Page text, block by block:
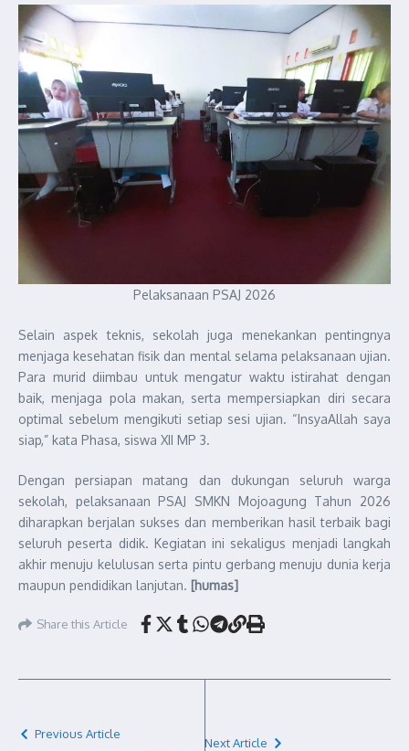
Pelaksanaan PSAJ 2026
Selain aspek teknis, sekolah juga menekankan pentingnya
menjaga kesehatan fisik dan mental selama pelaksanaan ujian.
Para murid diimbau untuk mengatur waktu istirahat dengan
baik, menjaga pola makan, serta mempersiapkan diri secara
optimal sebelum mengikuti setiap sesi ujian. “InsyaAllah saya
siap,” kata Phasa, siswa XII MP 3.
Dengan persiapan matang dan dukungan seluruh warga
sekolah, pelaksanaan PSAJ SMKN Mojoagung Tahun 2026
diharapkan berjalan sukses dan memberikan hasil terbaik bagi
seluruh peserta didik. Kegiatan ini sekaligus menjadi langkah
akhir menuju kelulusan serta pintu gerbang menuju dunia kerja
maupun pendidikan lanjutan. [humas]
Share this Article
Previous Article
Next Article